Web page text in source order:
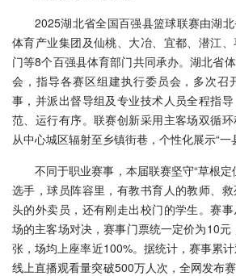
2025湖北省全国百强县篮球联赛由湖
体育产业集团及仙桃、大冶、宜都、潜江
门等8个百强县体育部门共同承办。湖北省
会，指导各赛区组建执行委员会，多次召
事，并派出督导组及专业技术人员全程指
范、运行有序。联赛创新采用主客场双循
从中心城区辐射至乡镇街巷，个性化展示“一
不同于职业赛事，本届联赛坚守“草根
选手，球员阵容里，有教书育人的教师、
头的外卖员，还有刚走出校门的学生。赛
场的主客场对决，赛事门票统一定价为10
张，场均上座率近100%。据统计，赛事累
线上直播观看量突破500万人次，全网发布